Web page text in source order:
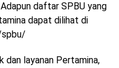
daftar SPBU yang
dapat dilihat di
dan layanan Pertamina,